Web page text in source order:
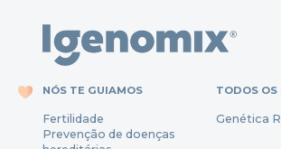
NÓS TE GUIAMOS
Fertilidade
Prevenção dedoenças
TODOS OS
Genética